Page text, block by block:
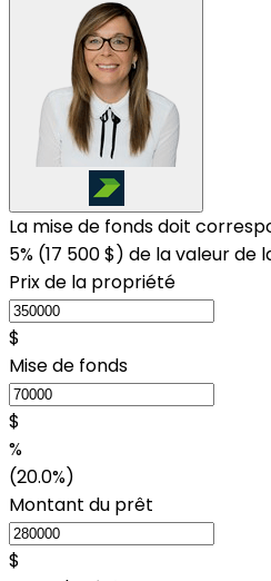
La mise de fonds doit
5% (17 500 $) de la valeur de
Prix de la propriété
$
Mise de fonds
$
%
(20.0%)
Montant du prêt
$